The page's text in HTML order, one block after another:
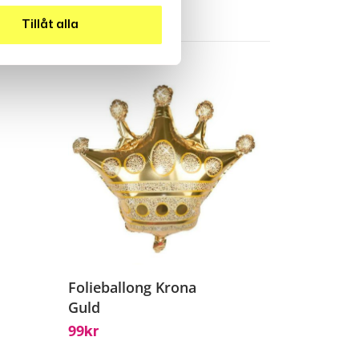
Tillåt alla
Folieballong Krona
Guld
99Kr